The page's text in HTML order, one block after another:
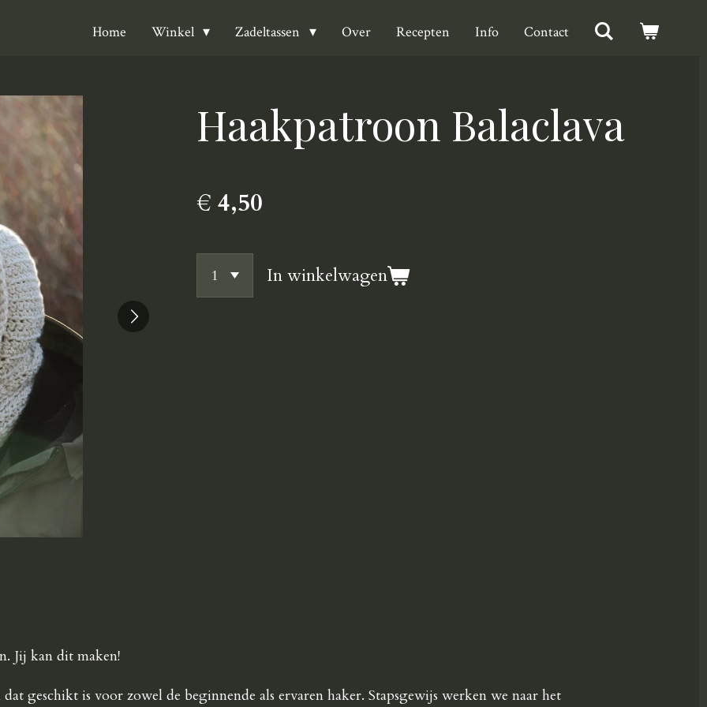
Home Winkel Zadeltassen Over Recepten Info Contact
Haakpatroon Balaclava
€ 4,50
In winkelwagen
Jij kan dit maken!
geschikt is voor zowel de beginnende als ervaren haker. Stapsgewijs werken we naar het